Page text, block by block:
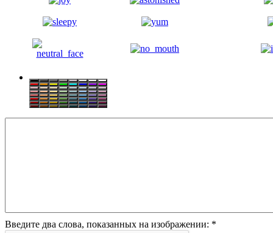
Введите два слова, показанных на изображении: *